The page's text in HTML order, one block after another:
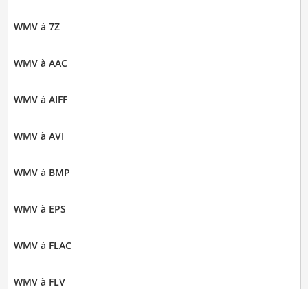
WMV à 7Z
WMV à AAC
WMV à AIFF
WMV à AVI
WMV à BMP
WMV à EPS
WMV à FLAC
WMV à FLV